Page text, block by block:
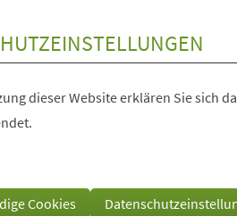
dieser Website erklären Sie sich
Cookies